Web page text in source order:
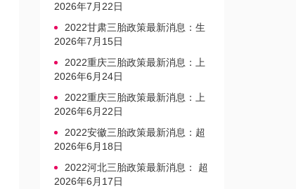
育奖励发放迎新标准
2026年7月22日
2022甘肃三胎政策最新消息：生
育产假不享受带薪福利
2026年7月15日
2022重庆三胎政策最新消息：上
户口、办准生证指南
2026年6月24日
2022重庆三胎政策最新消息：上
户口、办准生证指南
2026年6月22日
2022安徽三胎政策最新消息：超
生家庭罚款标准更新
2026年6月18日
2022河北三胎政策最新消息： 超
生三孩不再缴纳社会抚养费
2026年6月17日